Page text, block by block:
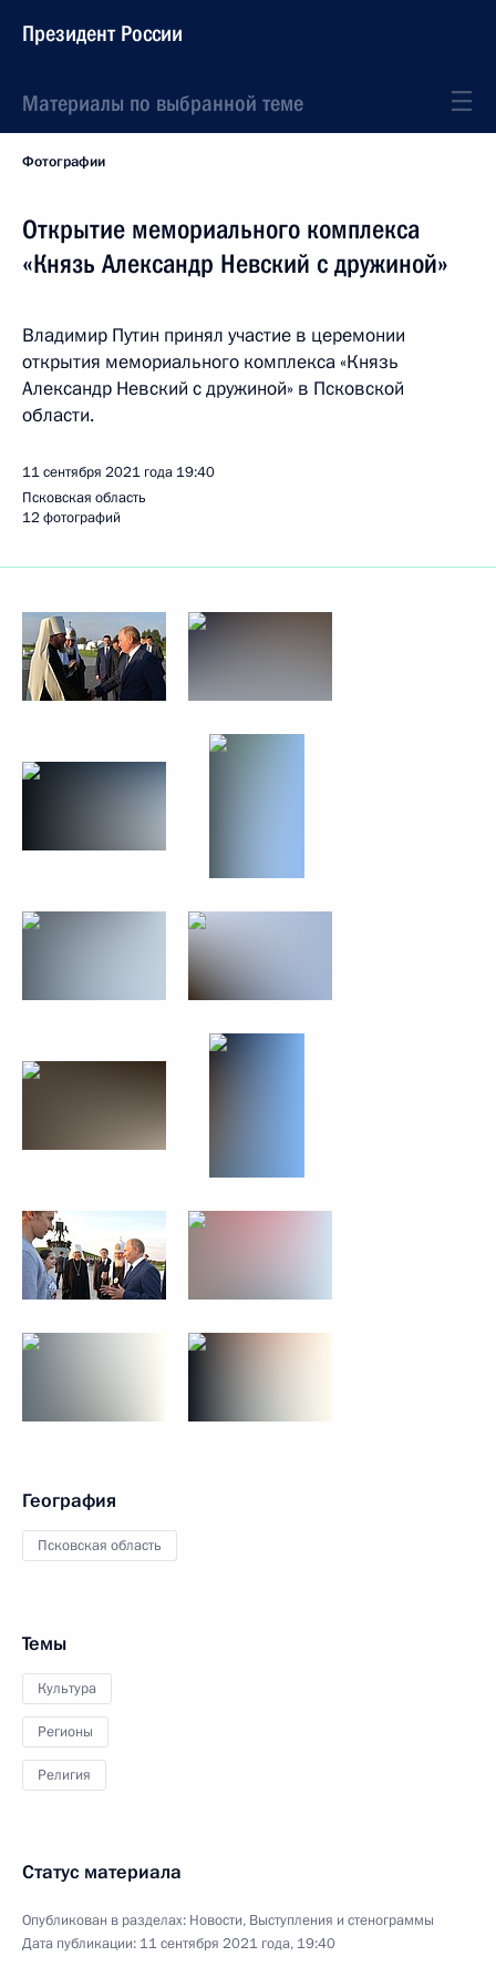
Президент России
Материалы по выбранной теме
Фотографии
Открытие мемориального комплекса
«Князь Александр Невский с дружиной»
Владимир Путин принял участие в церемонии
открытия мемориального комплекса «Князь
Александр Невский с дружиной» в Псковской
области.
11 сентября 2021 года 19:40
Псковская область
12 фотографий
География
Псковская область
Темы
Культура
Регионы
Религия
Статус материала
Опубликован в разделах: Новости, Выступления и стенограммы
Дата публикации: 11 сентября 2021 года, 19:40